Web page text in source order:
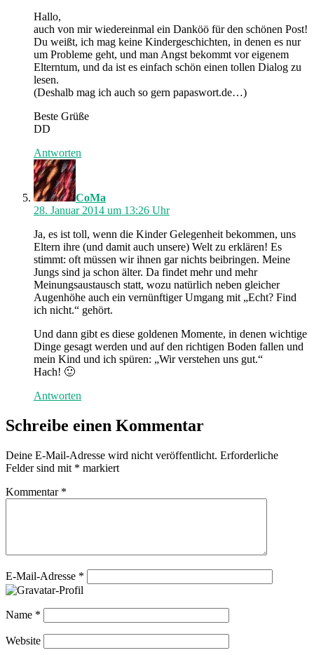
Hallo,
auch von mir wiedereinmal ein Danköö für den schönen Post!
Du weißt, ich mag keine Kindergeschichten, in denen es nur
um Probleme geht, und man Angst bekommt vor eigenem
Elterntum, und da ist es einfach schön einen tollen Dialog zu
lesen.
(Deshalb mag ich auch so gern papaswort.de…)
Beste Grüße
DD
Antworten
CoMa
28. Januar 2014 um 13:26 Uhr
Ja, es ist toll, wenn die Kinder Gelegenheit bekommen, uns
Eltern ihre (und damit auch unsere) Welt zu erklären! Es
stimmt: oft müssen wir ihnen gar nichts beibringen. Meine
Jungs sind ja schon älter. Da findet mehr und mehr
Meinungsaustausch statt, wozu natürlich neben gleicher
Augenhöhe auch ein vernünftiger Umgang mit „Echt? Find
ich nicht.“ gehört.
Und dann gibt es diese goldenen Momente, in denen wichtige
Dinge gesagt werden und auf den richtigen Boden fallen und
mein Kind und ich spüren: „Wir verstehen uns gut.“
Hach! 🙂
Antworten
Schreibe einen Kommentar
Deine E-Mail-Adresse wird nicht veröffentlicht. Erforderliche
Felder sind mit * markiert
Kommentar *
E-Mail-Adresse *
Name *
Website